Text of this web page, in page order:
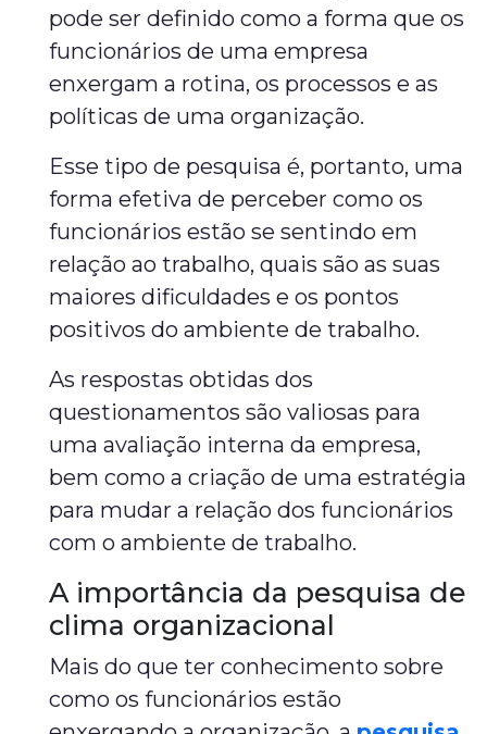
pode ser definido como a forma que os
funcionários de uma empresa
enxergam a rotina, os processos e as
políticas de uma organização.
Esse tipo de pesquisa é, portanto, uma
forma efetiva de perceber como os
funcionários estão se sentindo em
relação ao trabalho, quais são as suas
maiores dificuldades e os pontos
positivos do ambiente de trabalho.
As respostas obtidas dos
questionamentos são valiosas para
uma avaliação interna da empresa,
bem como a criação de uma estratégia
para mudar a relação dos funcionários
com o ambiente de trabalho.
A importância da pesquisa de
clima organizacional
Mais do que ter conhecimento sobre
como os funcionários estão